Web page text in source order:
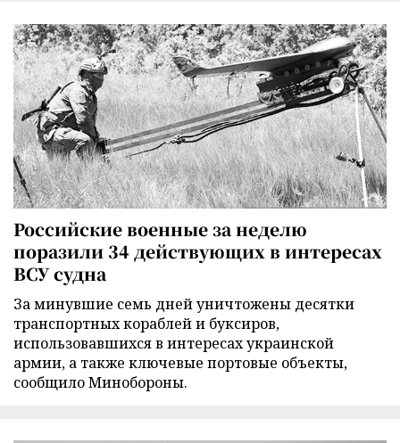
Российские военные за неделю
поразили 34 действующих в интересах
ВСУ судна
За минувшие семь дней уничтожены десятки
транспортных кораблей и буксиров,
использовавшихся в интересах украинской
армии, а также ключевые портовые объекты,
сообщило Минобороны.